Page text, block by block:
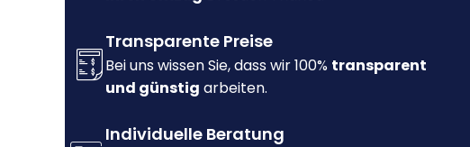
Transparente Preise
Bei uns wissen Sie, dass wir 100% transparent
und günstig arbeiten.
Individuelle Beratung